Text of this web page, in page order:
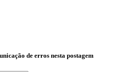
de erros nesta postagem